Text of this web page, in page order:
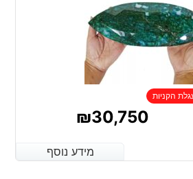
₪30,750
מידע נוסף
מידע נוסף